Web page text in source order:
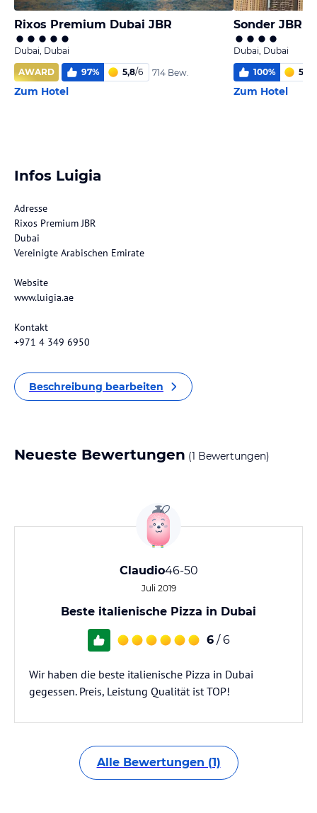
Rixos Premium Dubai JBR
Dubai, Dubai
AWARD
97% 5,8/6 714 Bew.
Zum Hotel
Sonder JBR
Dubai, Dubai
100% 5,3
Zum Hotel
Infos Luigia
Adresse
Rixos Premium JBR
Dubai
Vereinigte Arabischen Emirate
Website
www.luigia.ae
Kontakt
+971 4 349 6950
Beschreibung bearbeiten
Neueste Bewertungen (1 Bewertungen)
Claudio46-50
Juli 2019
Beste italienische Pizza in Dubai
6 / 6
Wir haben die beste italienische Pizza in Dubai
gegessen. Preis, Leistung Qualität ist TOP!
Alle Bewertungen (1)